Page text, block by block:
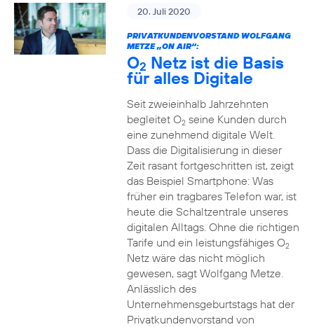
20. Juli 2020
PRIVATKUNDENVORSTAND WOLFGANG
METZE „ON AIR“:
O2 Netz ist die Basis
für alles Digitale
Seit zweieinhalb Jahrzehnten
begleitet O2seine Kunden durch
eine zunehmend digitale Welt.
Dass die Digitalisierung in dieser
Zeit rasant fortgeschritten ist, zeigt
das Beispiel Smartphone: Was
früher ein tragbares Telefon war, ist
heute die Schaltzentrale unseres
digitalen Alltags. Ohne die richtigen
Tarife und ein leistungsfähiges O2
Netz wäre das nicht möglich
gewesen, sagt Wolfgang Metze.
Anlässlich des
Unternehmensgeburtstags hat der
Privatkundenvorstand von